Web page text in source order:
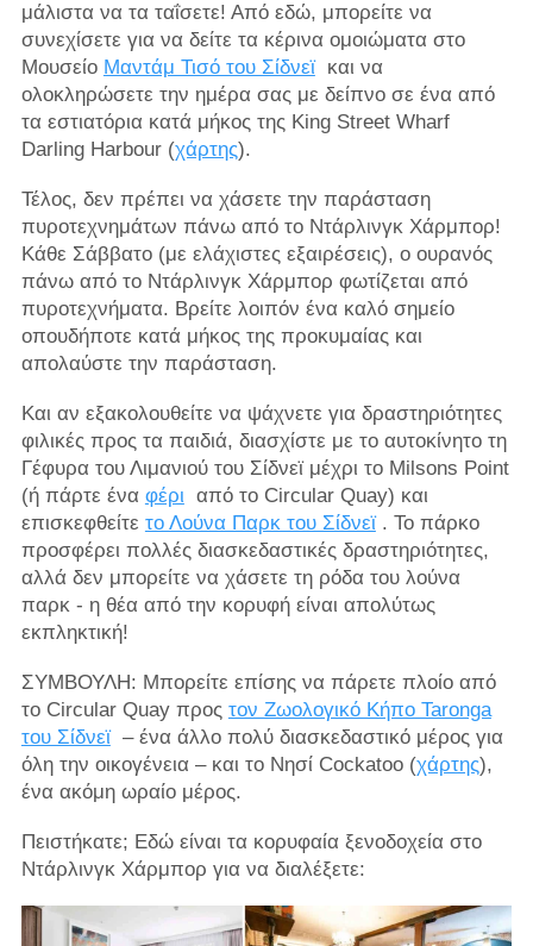
μάλιστα να τα ταΐσετε! Από εδώ, μπορείτε να
συνεχίσετε για να δείτε τα κέρινα ομοιώματα στο
Μουσείο Μαντάμ Τισό του Σίδνεϊκαι να
ολοκληρώσετε την ημέρα σας με δείπνο σε ένα από
τα εστιατόρια κατά μήκος της King Street Wharf
Darling Harbour (χάρτης).
Τέλος, δεν πρέπει να χάσετε την παράσταση
πυροτεχνημάτων πάνω από το Ντάρλινγκ Χάρμπορ!
Κάθε Σάββατο (με ελάχιστες εξαιρέσεις), ο ουρανός
πάνω από το Ντάρλινγκ Χάρμπορ φωτίζεται από
πυροτεχνήματα. Βρείτε λοιπόν ένα καλό σημείο
οπουδήποτε κατά μήκος της προκυμαίας και
απολαύστε την παράσταση.
Και αν εξακολουθείτε να ψάχνετε για δραστηριότητες
φιλικές προς τα παιδιά, διασχίστε με το αυτοκίνητο τη
Γέφυρα του Λιμανιού του Σίδνεϊ μέχρι το Milsons Point
(ή πάρτε ένα φέρι από το Circular Quay) και
επισκεφθείτε το Λούνα Παρκ του Σίδνεϊ. Το πάρκο
προσφέρει πολλές διασκεδαστικές δραστηριότητες,
αλλά δεν μπορείτε να χάσετε τη ρόδα του λούνα
παρκ - η θέα από την κορυφή είναι απολύτως
εκπληκτική!
ΣΥΜΒΟΥΛΗ: Μπορείτε επίσης να πάρετε πλοίο από
το Circular Quay προς τον Ζωολογικό Κήπο Taronga
του Σίδνεϊ– ένα άλλο πολύ διασκεδαστικό μέρος για
όλη την οικογένεια – και το Νησί Cockatoo (χάρτης),
ένα ακόμη ωραίο μέρος.
Πειστήκατε; Εδώ είναι τα κορυφαία ξενοδοχεία στο
Ντάρλινγκ Χάρμπορ για να διαλέξετε: